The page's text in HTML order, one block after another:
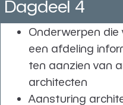
Dagdeel 4
Onderwerpen die
een afdeling
ten aanzien van
architecten
Aansturing